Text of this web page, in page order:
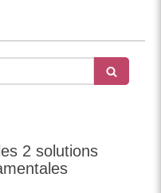
2 solutions